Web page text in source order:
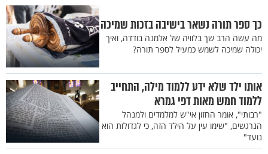
כך ספר תורה נשאר בישיבה בזכות שמיכה
מה עשה הרב שך בלוויה של אלמנה בודדה, ואיך
יכולה שמיכה לשמש כמעיל לספר תורה?
אותו ילד שלא ידע ללמוד מילה, התחייב
ללמוד חמש מאות דפי גמרא
"רבותי", אומר החזון אי"ש למלמדים ולמנהל
הנרגשים, "שימו עין על הילד הזה, כי לגדולות הוא
נועד"